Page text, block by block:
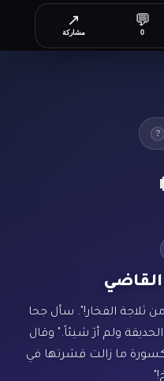
?
الفخار!". سأل جحا
ولم أرَ شيئاً." وقال
ما زالت قشرتها في
💬
0
↗
مشاركة